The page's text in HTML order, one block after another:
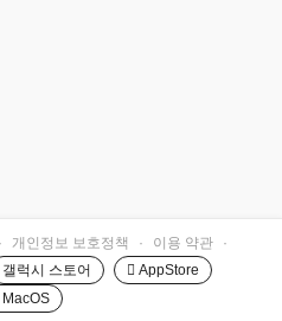
· 개인정보 보호정책 · 이용 약관
·
갤럭시 스토어
 AppStore
MacOS